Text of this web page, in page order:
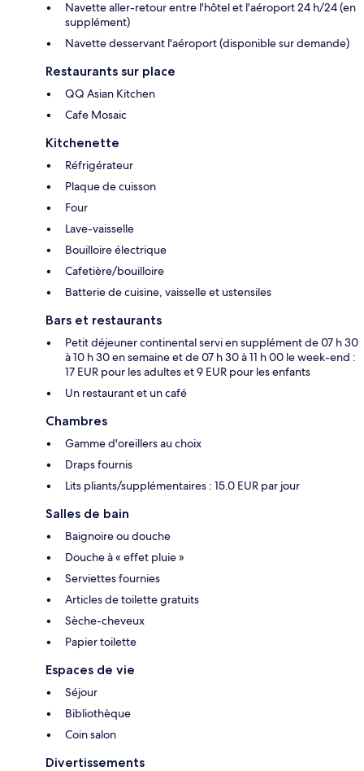
Navette aller-retour entre l'hôtel et l'aéroport 24 h/24 (en
supplément)
Navette desservant l'aéroport (disponible sur demande)
Restaurants sur place
QQ Asian Kitchen
Cafe Mosaic
Kitchenette
Réfrigérateur
Plaque de cuisson
Four
Lave-vaisselle
Bouilloire électrique
Cafetière/bouilloire
Batterie de cuisine, vaisselle et ustensiles
Bars et restaurants
Petit déjeuner continental servi en supplément de 07 h 30
à 10 h 30 en semaine et de 07 h 30 à 11 h 00 le week-end :
17 EUR pour les adultes et 9 EUR pour les enfants
Un restaurant et un café
Chambres
Gamme d'oreillers au choix
Draps fournis
Lits pliants/supplémentaires : 15.0 EUR par jour
Salles de bain
Baignoire ou douche
Douche à « effet pluie »
Serviettes fournies
Articles de toilette gratuits
Sèche-cheveux
Papier toilette
Espaces de vie
Séjour
Bibliothèque
Coin salon
Divertissements